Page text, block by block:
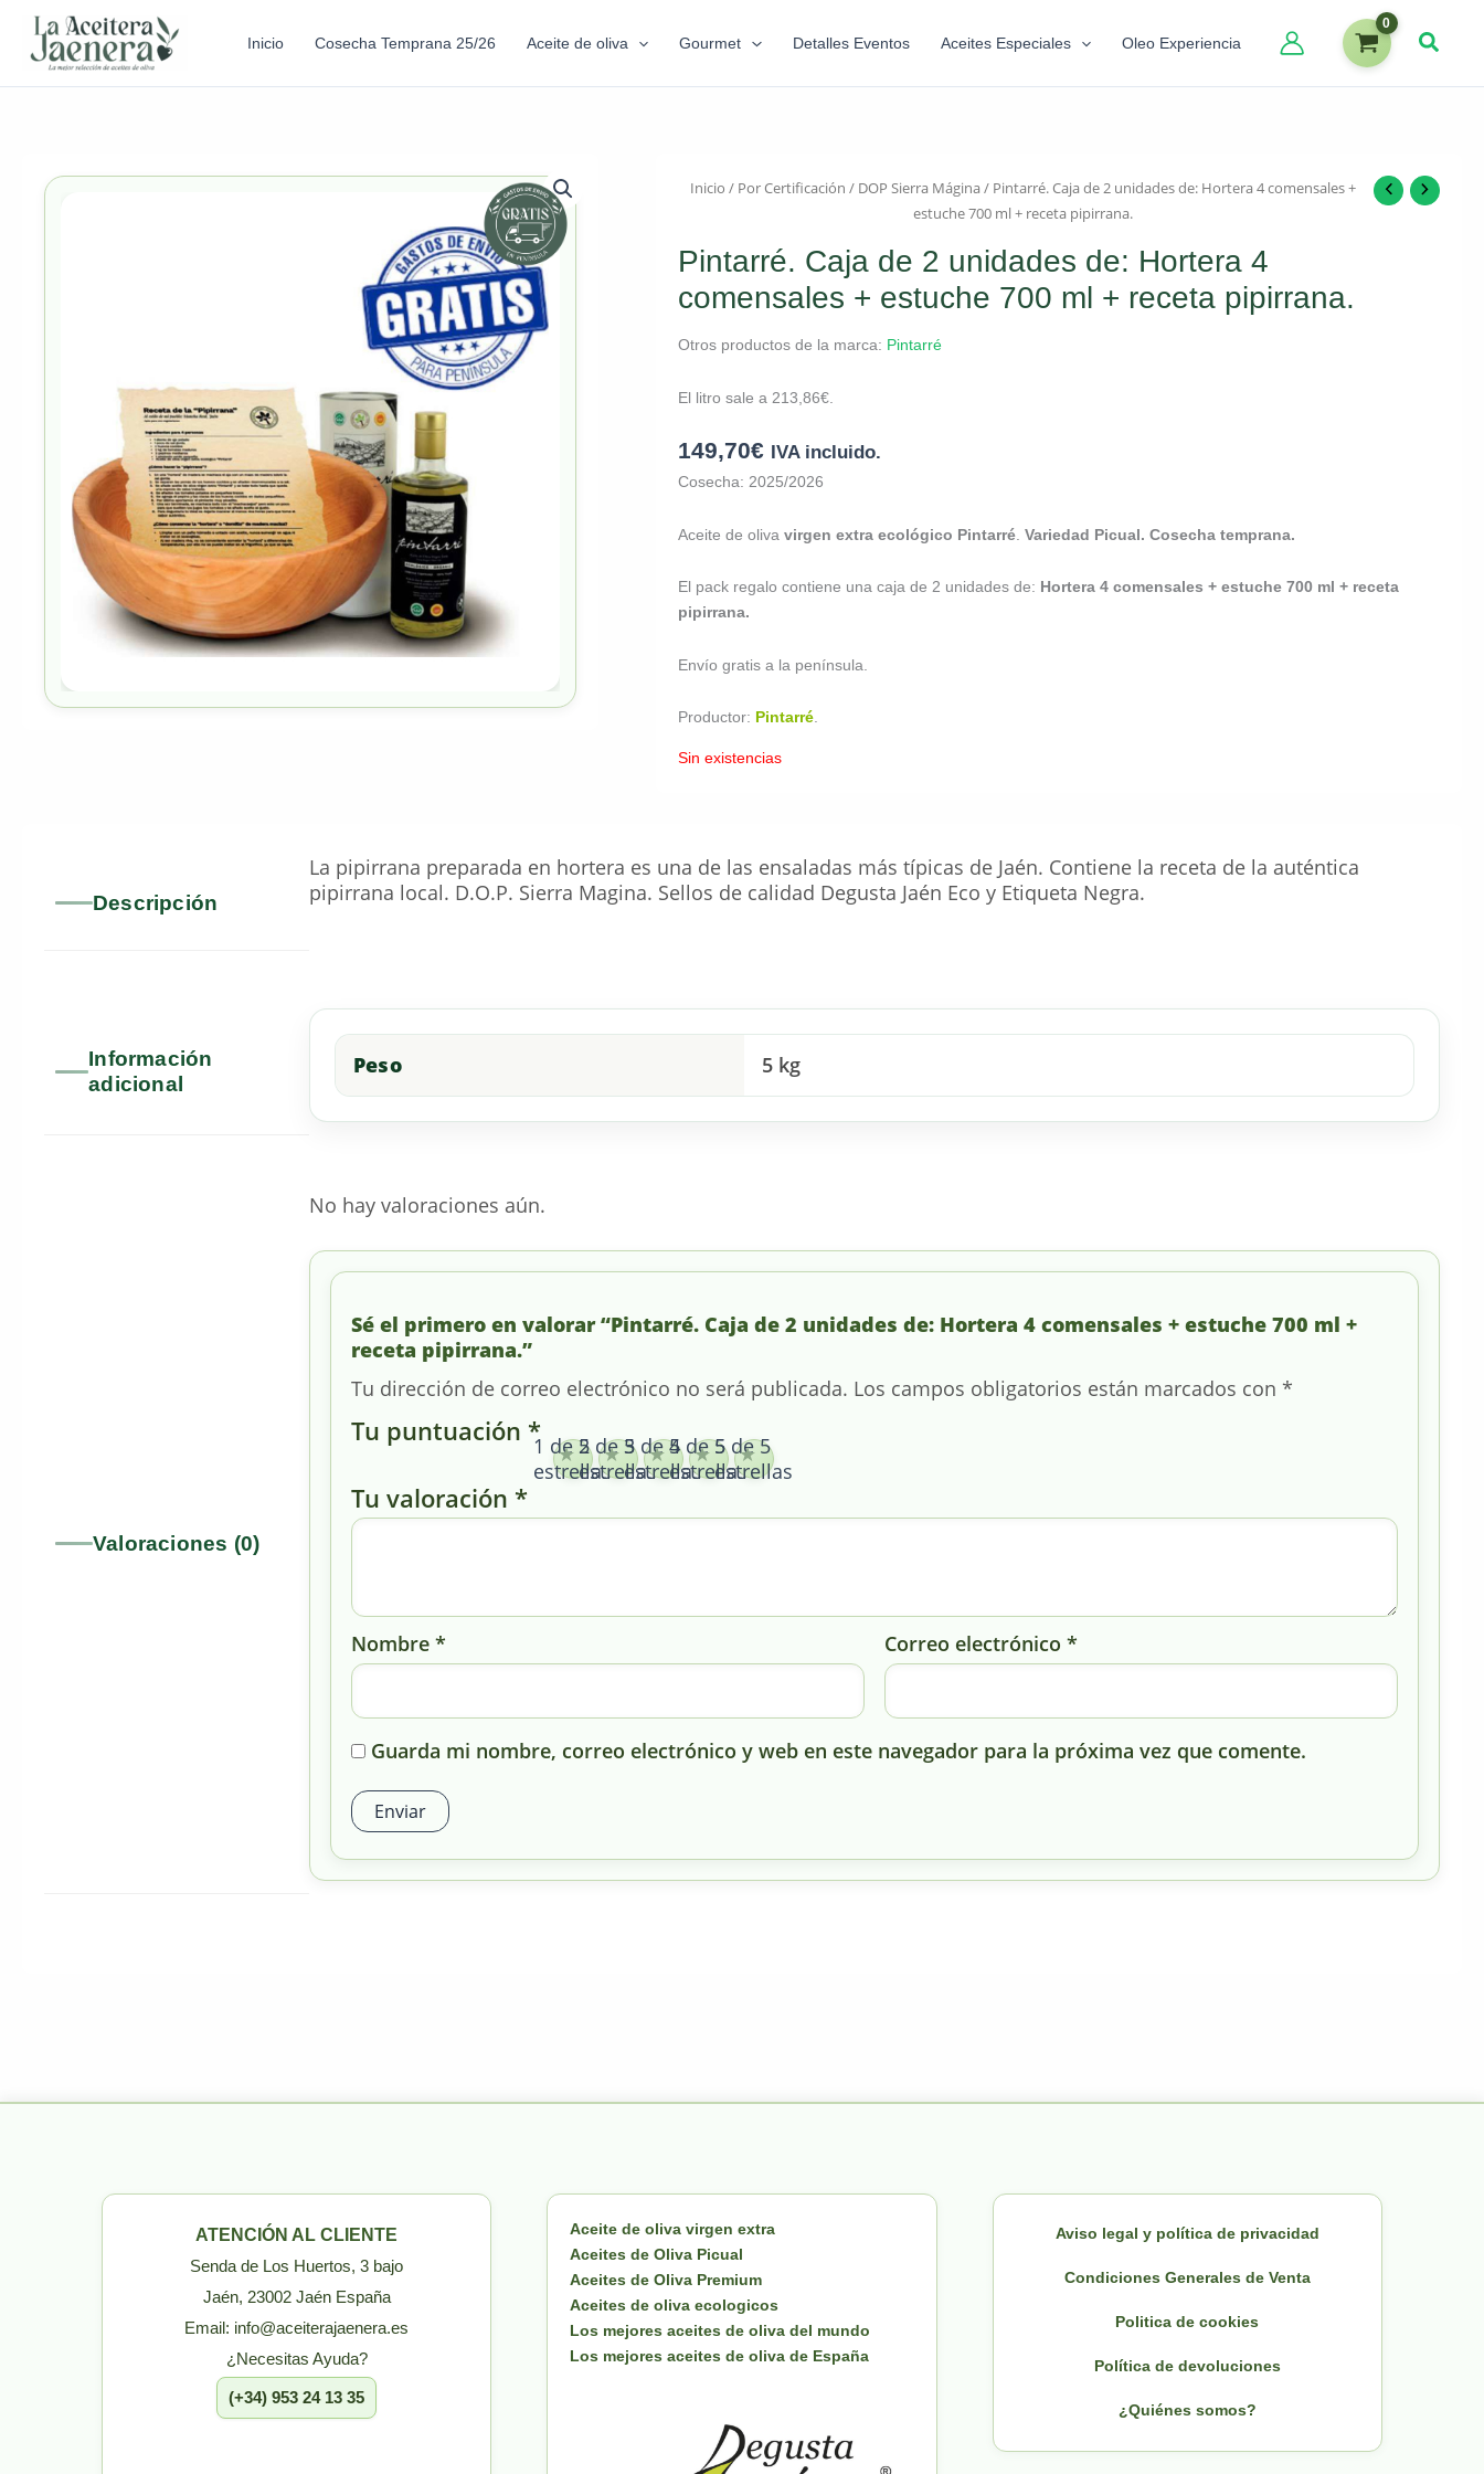
Inicio Cosecha Temprana 25/26 Aceite de oliva Gourmet Detalles Eventos Aceites Especiales Oleo Experiencia
Inicio / Por Certificación / DOP Sierra Mágina/ Pintarré. Caja de 2 unidades de: Hortera 4 comensales +
estuche 700 ml + receta pipirrana.
Pintarré. Caja de 2 unidades de: Hortera 4
comensales + estuche 700 ml + receta pipirrana.
Otros productos de la marca: Pintarré
El litro sale a 213,86€.
149,70€ IVA incluido.
Cosecha: 2025/2026
Aceite de oliva virgen extra ecológico Pintarré. Variedad Picual. Cosecha temprana.
El pack regalo contiene una caja de 2 unidades de: Hortera 4 comensales + estuche 700 ml + receta
pipirrana.
Envío gratis a la península.
Productor: Pintarré.
Sin existencias
Descripción
La pipirrana preparada en hortera es una de las ensaladas más típicas de Jaén. Contiene la receta de la auténtica
pipirrana local. D.O.P. Sierra Magina. Sellos de calidad Degusta Jaén Eco y Etiqueta Negra.
Información
adicional
Peso 5 kg
Valoraciones (0)
No hay valoraciones aún.
Sé el primero en valorar “Pintarré. Caja de 2 unidades de: Hortera 4 comensales + estuche 700 ml +
receta pipirrana.”
Tu dirección de correo electrónico no será publicada. Los campos obligatorios están marcados con *
Tu puntuación *1 de 5
estrellas
2 de 5
estrellas
3 de 5
estrellas
4 de 5
estrellas
5 de 5
estrellas
Tu valoración *
Nombre * Correo electrónico*
Guarda mi nombre, correo electrónico y web en este navegador para la próxima vez que comente.
ATENCIÓN AL CLIENTE
Senda de Los Huertos, 3 bajo
Jaén, 23002 Jaén España
Email: info@aceiterajaenera.es
¿Necesitas Ayuda?
(+34) 953 24 13 35
Aceite de oliva virgen extra
Aceites de Oliva Picual
Aceites de Oliva Premium
Aceites de oliva ecologicos
Los mejores aceites de oliva del mundo
Los mejores aceites de oliva de España
Aviso legal y política de privacidad
Condiciones Generales de Venta
Politica de cookies
Política de devoluciones
¿Quiénes somos?